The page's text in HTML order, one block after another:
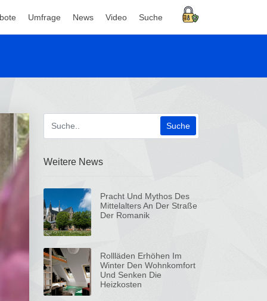
Weitere News
Pracht Und Mythos Des
Mittelalters An Der Straße
Der Romanik
Rollläden Erhöhen Im
Winter Den Wohnkomfort
Und Senken Die
Heizkosten
Umfrage News Video Suche